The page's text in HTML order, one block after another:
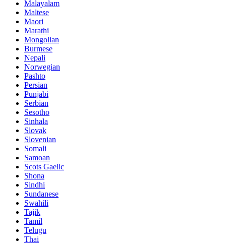
Malayalam
Maltese
Maori
Marathi
Mongolian
Burmese
Nepali
Norwegian
Pashto
Persian
Punjabi
Serbian
Sesotho
Sinhala
Slovak
Slovenian
Somali
Samoan
Scots Gaelic
Shona
Sindhi
Sundanese
Swahili
Tajik
Tamil
Telugu
Thai